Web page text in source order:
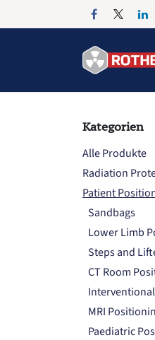
Zum Inhalt springen
Kategorien
Alle Produkte
Radiation
Patient
Sandbags
Lower Limb
Steps and
CT Room
MRI
Paediatric